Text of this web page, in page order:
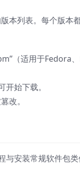
本列表。每个版本
（适用于Fedora
始下载。
改。
安装常规软件包类